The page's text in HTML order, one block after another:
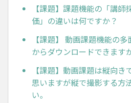
【課題】課題機能の「講師
価」の違いは何ですか？
【課題】 動画課題機能の
からダウンロードできます
【課題】動画課題は縦向き
思いますが縦で撮影する方
い。